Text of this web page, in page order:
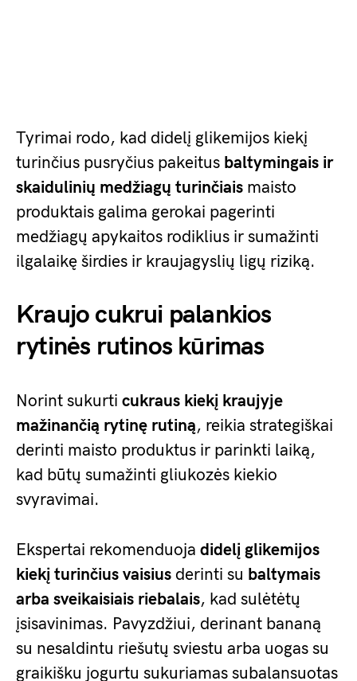
Tyrimai rodo, kad didelį glikemijos kiekį
turinčius pusryčius pakeitus baltymingais ir
skaidulinių medžiagų turinčiais maisto
produktais galima gerokai pagerinti
medžiagų apykaitos rodiklius ir sumažinti
ilgalaikę širdies ir kraujagyslių ligų riziką.
Kraujo cukrui palankios
rytinės rutinos kūrimas
Norint sukurti cukraus kiekį kraujyje
mažinančią rytinę rutiną, reikia strategiškai
derinti maisto produktus ir parinkti laiką,
kad būtų sumažinti gliukozės kiekio
svyravimai.
Ekspertai rekomenduoja didelį glikemijos
kiekį turinčius vaisius derinti su baltymais
arba sveikaisiais riebalais, kad sulėtėtų
įsisavinimas. Pavyzdžiui, derinant bananą
su nesaldintu riešutų sviestu arba uogas su
graikišku jogurtu sukuriamas subalansuotas